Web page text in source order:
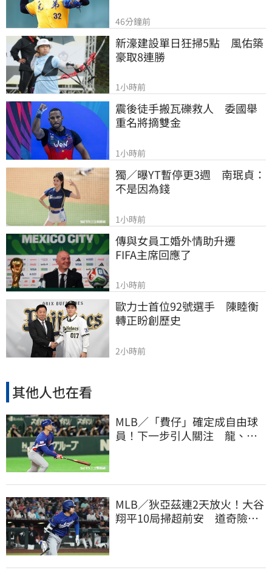
46分鐘前
新濠建設單日狂掃5點　風佑築
豪取8連勝
1小時前
震後徒手搬瓦礫救人　委國舉
重名將摘雙金
1小時前
獨／曝YT暫停更3週　南珉貞：
不是因為錢
1小時前
傳與女員工婚外情助升遷
FIFA主席回應了
1小時前
歐力士首位92號選手　陳睦衡
轉正盼創歷史
2小時前
其他人也在看
MLB／「費仔」確定成自由球
員！下一步引人關注 龍、獅
MLB／狄亞茲連2天放火！大谷
翔平10局掃超前安 道奇險逃9